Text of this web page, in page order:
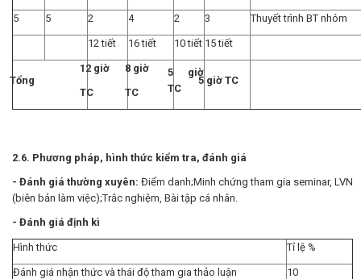
5 5 2 4 2 3 Thuyết trình BT nhóm
12 tiết 16 tiết 10 tiết 15 tiết
Tổng
12 giờ
TC
8 giờ
TC
5 giờ
TC
5 giờ TC
2.6. Phương pháp, hình thức kiểm tra, đánh giá
- Đánh giá thường xuyên: Điểm danh;Minh chứng tham gia seminar, LVN
(biên bản làm việc);Trắc nghiệm, Bài tập cá nhân.
- Đánh giá định kì
Hình thức Tỉ lệ %
Đánh giá nhận thức và thái độ tham gia thảo luận 10